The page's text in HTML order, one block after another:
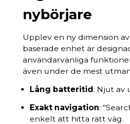
nybörjare
Upplev en ny dimension
baserade enhet är
användarvänliga
även under de mest
Lång batteritid: Njut av
Exakt navigation:
enkelt att hitta rätt väg.